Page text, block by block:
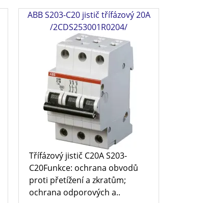
ABB S203-C20 jistič třífázový 20A
/2CDS253001R0204/
Třífázový jistič C20A S203-
C20Funkce: ochrana obvodů
proti přetížení a zkratům;
ochrana odporových a..